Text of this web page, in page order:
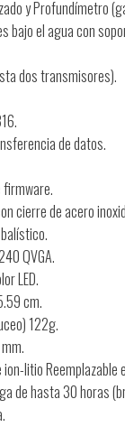
y Profundímetro
bajo el agua con
dos transmisores).
de datos.
firmware.
cierre de acero
QVGA.
LED.
cm.
122g.
litio Reemplazable
de hasta 30 horas